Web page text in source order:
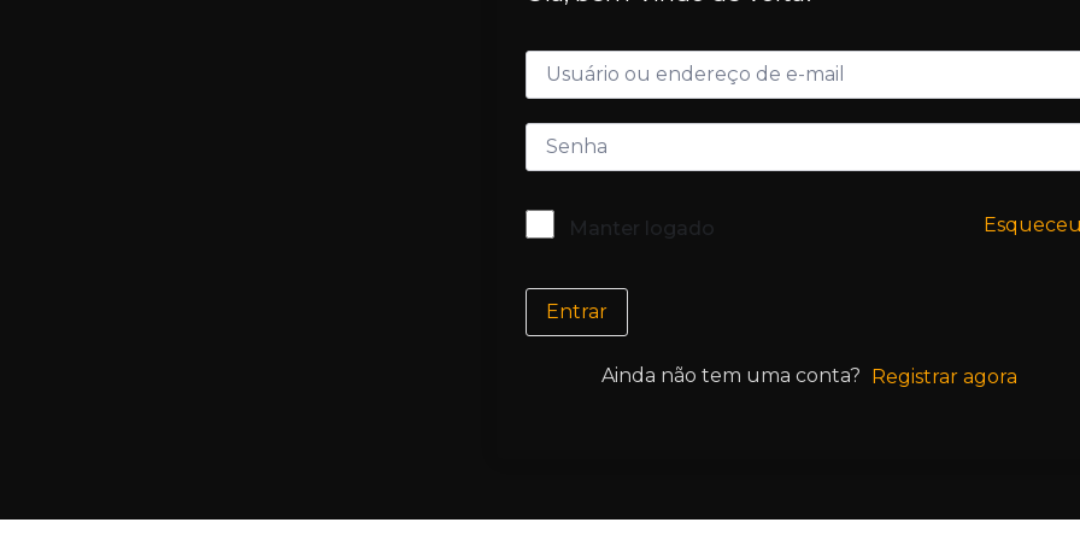
Manter logado
Entrar
Ainda não tem uma conta? Registrar agora